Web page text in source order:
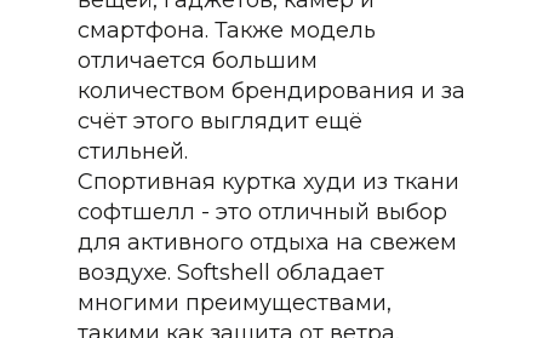
смартфона. Также модель
отличается большим
количеством брендирования и за
счёт этого выглядит ещё
стильней.
Спортивная куртка худи из ткани
софтшелл - это отличный выбор
для активного отдыха на свежем
воздухе. Softshell обладает
многими преимуществами,